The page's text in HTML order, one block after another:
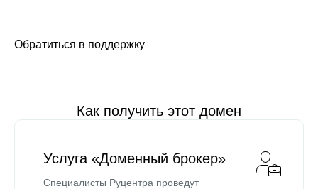
Обратиться в поддержку
Как получить этот домен
Услуга «Доменный брокер»
Специалисты Руцентра проведут